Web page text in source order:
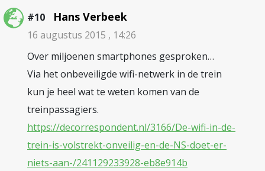
#10 Hans Verbeek
16 augustus 2015 , 14:26
Over miljoenen smartphones gesproken…
Via het onbeveiligde wifi-netwerk in de trein
kun je heel wat te weten komen van de
treinpassagiers.
https://decorrespondent.nl/3166/De-wifi-in-de-
trein-is-volstrekt-onveilig-en-de-NS-doet-er-
niets-aan-/241129233928-eb8e914b